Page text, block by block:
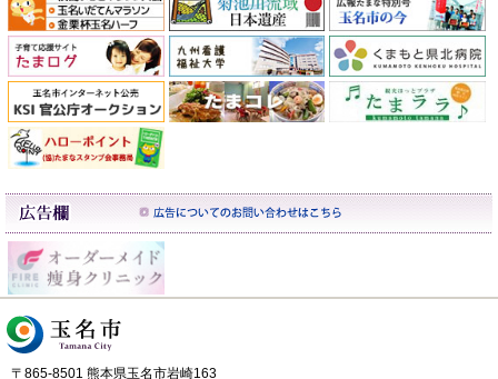
〒865-8501 熊本県玉名市岩崎163